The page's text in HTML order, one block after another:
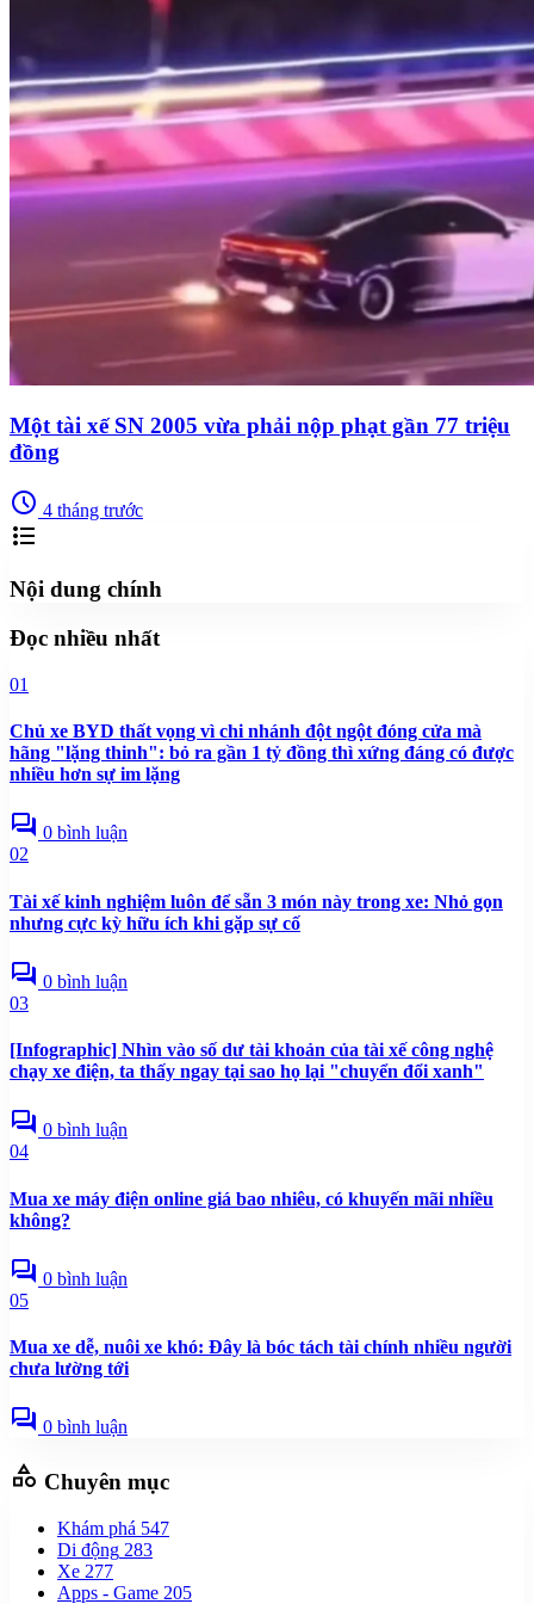
Một tài xế SN 2005 vừa phải nộp phạt gần 77 triệu
đồng
schedule 4 tháng trước
format_list_bulleted
Nội dung chính
Đọc nhiều nhất
01
Chủ xe BYD thất vọng vì chi nhánh đột ngột đóng cửa mà
hãng "lặng thinh": bỏ ra gần 1 tỷ đồng thì xứng đáng có được
nhiều hơn sự im lặng
forum 0 bình luận
02
Tài xế kinh nghiệm luôn để sẵn 3 món này trong xe: Nhỏ gọn
nhưng cực kỳ hữu ích khi gặp sự cố
forum 0 bình luận
03
[Infographic] Nhìn vào số dư tài khoản của tài xế công nghệ
chạy xe điện, ta thấy ngay tại sao họ lại "chuyển đổi xanh"
forum 0 bình luận
04
Mua xe máy điện online giá bao nhiêu, có khuyến mãi nhiều
không?
forum 0 bình luận
05
Mua xe dễ, nuôi xe khó: Đây là bóc tách tài chính nhiều người
chưa lường tới
forum 0 bình luận
category Chuyên mục
Khám phá 547
Di động 283
Xe 277
Apps - Game 205